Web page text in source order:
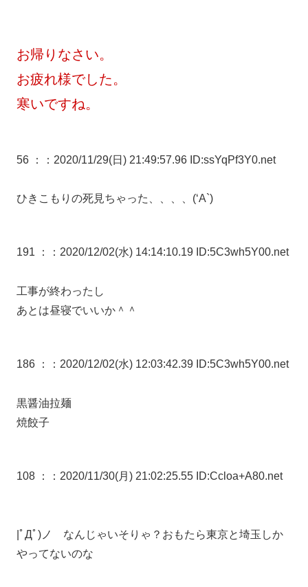
お帰りなさい。
お疲れ様でした。
寒いですね。
56 ： ：2020/11/29(日) 21:49:57.96 ID:ssYqPf3Y0.net
ひきこもりの死見ちゃった、、、、(‘A`)
191 ： ：2020/12/02(水) 14:14:10.19 ID:5C3wh5Y00.net
工事が終わったし
あとは昼寝でいいか＾＾
186 ： ：2020/12/02(水) 12:03:42.39 ID:5C3wh5Y00.net
黒醤油拉麺
焼餃子
108 ： ：2020/11/30(月) 21:02:25.55 ID:Ccloa+A80.net
|ﾟДﾟ)ノ なんじゃいそりゃ？おもたら東京と埼玉しか
やってないのな